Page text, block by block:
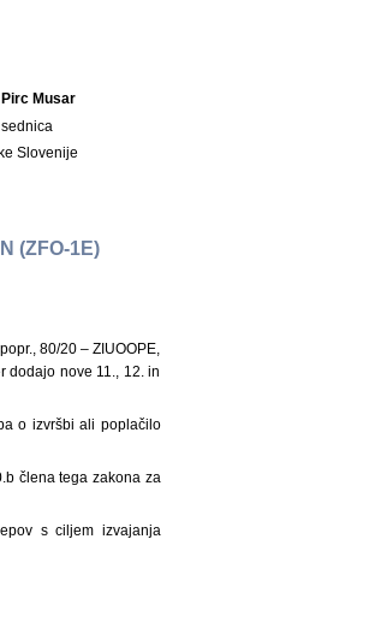
Musar
Slovenije
(ZFO-1E)
80/20 – ZIUOOPE,
dodajo nove 11., 12. in
o izvršbi ali poplačilo
člena tega zakona za
s ciljem izvajanja